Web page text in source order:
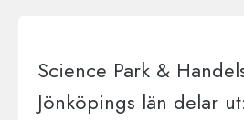
Science Park &
Jönköpings län delar ut: